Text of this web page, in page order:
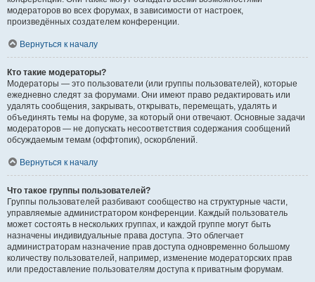
модераторов во всех форумах, в зависимости от настроек,
произведённых создателем конференции.
Вернуться к началу
Кто такие модераторы?
Модераторы — это пользователи (или группы пользователей), которые
ежедневно следят за форумами. Они имеют право редактировать или
удалять сообщения, закрывать, открывать, перемещать, удалять и
объединять темы на форуме, за который они отвечают. Основные задачи
модераторов — не допускать несоответствия содержания сообщений
обсуждаемым темам (оффтопик), оскорблений.
Вернуться к началу
Что такое группы пользователей?
Группы пользователей разбивают сообщество на структурные части,
управляемые администратором конференции. Каждый пользователь
может состоять в нескольких группах, и каждой группе могут быть
назначены индивидуальные права доступа. Это облегчает
администраторам назначение прав доступа одновременно большому
количеству пользователей, например, изменение модераторских прав
или предоставление пользователям доступа к приватным форумам.